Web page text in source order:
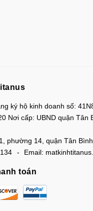
ký hộ kinh doanh số:
Nơi cấp: UBND quận Tân
phường 14, quận Tân
Email:
toán